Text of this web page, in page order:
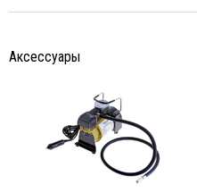
Аксессуары